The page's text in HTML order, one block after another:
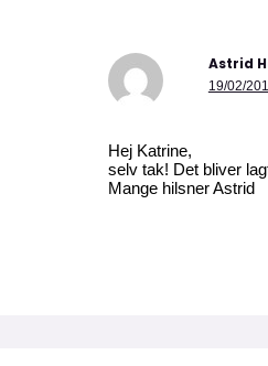
Astrid
19/02/
Hej Katrine,
selv tak! Det bliver
Mange hilsner Astrid